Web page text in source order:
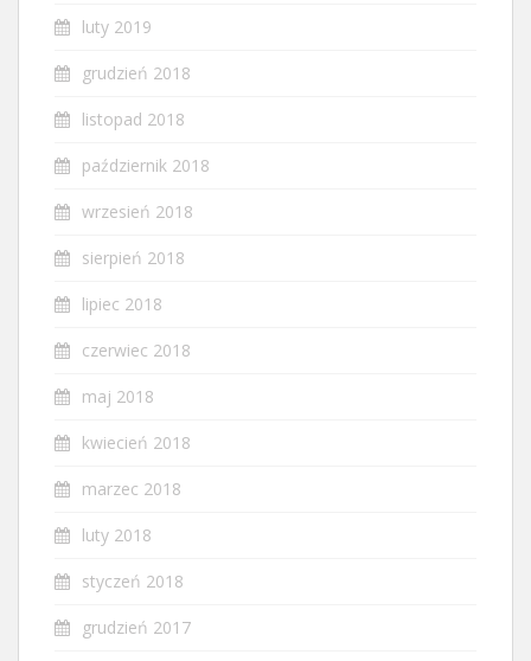
luty 2019
grudzień 2018
listopad 2018
październik 2018
wrzesień 2018
sierpień 2018
lipiec 2018
czerwiec 2018
maj 2018
kwiecień 2018
marzec 2018
luty 2018
styczeń 2018
grudzień 2017